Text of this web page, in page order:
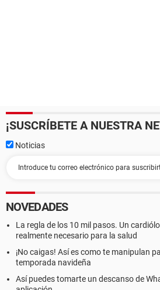
¡SUSCRÍBETE A NUESTRA
Noticias
NOVEDADES
La regla de los 10 mil pasos. Un
realmente necesario para la salud
¡No caigas! Así es como te manipulan
temporada navideña
Así puedes tomarte un descanso de